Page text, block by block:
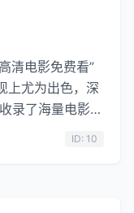
清电影免费看”
上尤为出色，深
录了海量电影资
分经典老 …...
ID: 10